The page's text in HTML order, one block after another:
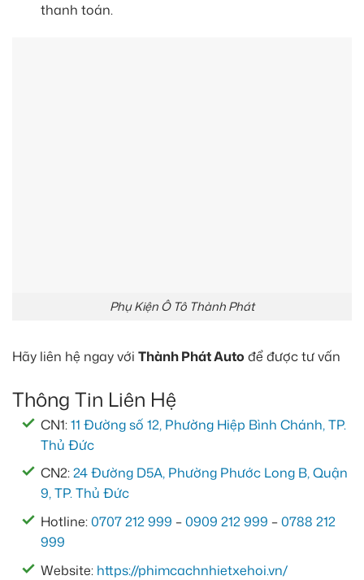
thanh toán.
Phụ Kiện Ô Tô Thành Phát
Hãy liên hệ ngay với Thành Phát Auto để được tư vấn
Thông Tin Liên Hệ
CN1:11 Đường số 12, Phường Hiệp Bình Chánh, TP.
Thủ Đức
CN2:24 Đường D5A, Phường Phước Long B, Quận
9, TP. Thủ Đức
Hotline:0707 212 999 –0909 212 999 –0788 212
999
Website: https://phimcachnhietxehoi.vn/